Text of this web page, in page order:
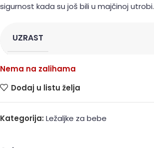
sigurnost kada su još bili u majčinoj utrobi.
UZRAST
Nema na zalihama
Dodaj u listu želja
Kategorija: Ležaljke za bebe